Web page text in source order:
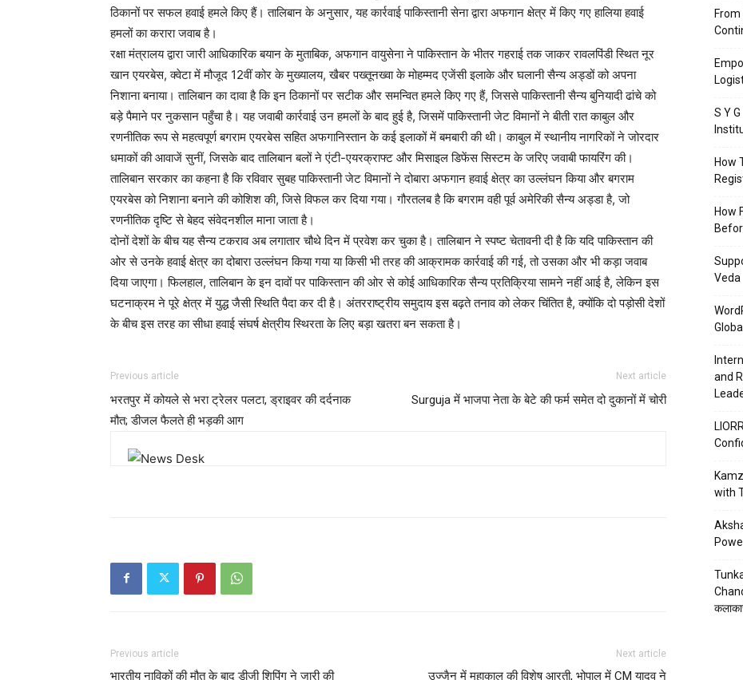
ठिकानों पर सफल हवाई हमले किए हैं। तालिबान के अनुसार, यह कार्रवाई पाकिस्तानी सेना द्वारा अफगान क्षेत्र में किए गए हालिया हवाई
हमलों का करारा जवाब है।
रक्षा मंत्रालय द्वारा जारी आधिकारिक बयान के मुताबिक, अफगान वायुसेना ने पाकिस्तान के भीतर गहराई तक जाकर रावलपिंडी स्थित नूर
खान एयरबेस, क्वेटा में मौजूद 12वीं कोर के मुख्यालय, खैबर पख्तूनख्वा के मोहम्मद एजेंसी इलाके और घलानी सैन्य अड्डों को अपना
निशाना बनाया। तालिबान का दावा है कि इन ठिकानों पर सटीक और समन्वित हमले किए गए हैं, जिससे पाकिस्तानी सैन्य बुनियादी ढांचे को
बड़े पैमाने पर नुकसान पहुँचा है। यह जवाबी कार्रवाई उन हमलों के बाद हुई है, जिसमें पाकिस्तानी जेट विमानों ने बीती रात काबुल और
रणनीतिक रूप से महत्वपूर्ण बगराम एयरबेस सहित अफगानिस्तान के कई इलाकों में बमबारी की थी। काबुल में स्थानीय नागरिकों ने जोरदार
धमाकों की आवाजें सुनीं, जिसके बाद तालिबान बलों ने एंटी-एयरक्राफ्ट और मिसाइल डिफेंस सिस्टम के जरिए जवाबी फायरिंग की।
तालिबान सरकार का कहना है कि रविवार सुबह पाकिस्तानी जेट विमानों ने दोबारा अफगान हवाई क्षेत्र का उल्लंघन किया और बगराम
एयरबेस को निशाना बनाने की कोशिश की, जिसे विफल कर दिया गया। गौरतलब है कि बगराम वही पूर्व अमेरिकी सैन्य अड्डा है, जो
रणनीतिक दृष्टि से बेहद संवेदनशील माना जाता है।
दोनों देशों के बीच यह सैन्य टकराव अब लगातार चौथे दिन में प्रवेश कर चुका है। तालिबान ने स्पष्ट चेतावनी दी है कि यदि पाकिस्तान की
ओर से उनके हवाई क्षेत्र का दोबारा उल्लंघन किया गया या किसी भी तरह की आक्रामक कार्रवाई की गई, तो उसका और भी कड़ा जवाब
दिया जाएगा। फिलहाल, तालिबान के इन दावों पर पाकिस्तान की ओर से कोई आधिकारिक सैन्य प्रतिक्रिया सामने नहीं आई है, लेकिन इस
घटनाक्रम ने पूरे क्षेत्र में युद्ध जैसी स्थिति पैदा कर दी है। अंतरराष्ट्रीय समुदाय इस बढ़ते तनाव को लेकर चिंतित है, क्योंकि दो पड़ोसी देशों
के बीच इस तरह का सीधा हवाई संघर्ष क्षेत्रीय स्थिरता के लिए बड़ा खतरा बन सकता है।
Previous article
भरतपुर में कोयले से भरा ट्रेलर पलटा, ड्राइवर की दर्दनाक
मौत; डीजल फैलते ही भड़की आग
Next article
Surguja में भाजपा नेता के बेटे की फर्म समेत दो दुकानों में चोरी
Previous article
भारतीय नाविकों की मौत के बाद डीजी शिपिंग ने जारी की
Next article
उज्जैन में महाकाल की विशेष आरती, भोपाल में CM यादव ने
S Y
How
How
Veda
and
with